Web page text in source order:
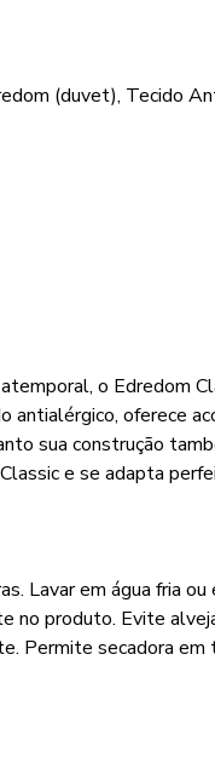
(duvet), Tecido
o Edredom
oferece
sua construção
e se adapta
Lavar em água fria
produto. Evite
Permite secadora